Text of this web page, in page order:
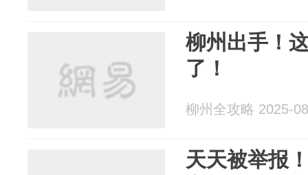
柳州出手！
了！
柳州全攻略 2025-
天天被举报